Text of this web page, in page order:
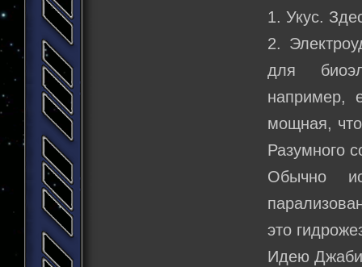
1. Укус.
2.
для
например,
мощная,
Разумного
Обычно
это
Идею